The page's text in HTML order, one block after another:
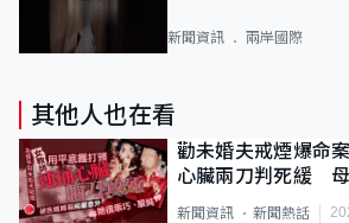
新聞資訊 兩岸國際
其他人也在看
勸未婚夫戒煙爆命
心臟兩刀判死緩
新聞資訊 新聞熱話